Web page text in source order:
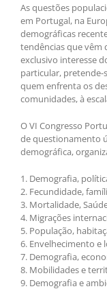
As questões
em Portugal, na
demográficas
tendências que vêm
exclusivo interesse
particular, pretende-
quem enfrenta os
comunidades, à
O VI Congresso
de questionamento
demográfica,
1. Demografia,
2. Fecundidade,
3. Mortalidade,
4. Migrações
5. População,
6. Envelhecimento e
7. Demografia,
8. Mobilidades e
9. Demografia e